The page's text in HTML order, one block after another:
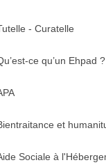
- Curatelle
ce qu’un Ehpad ?
et
Sociale à